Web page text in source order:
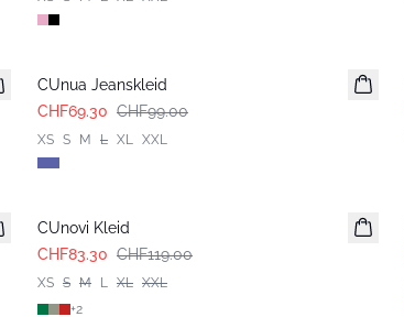
CUnua Jeanskleid
CHF69.30 CHF99.00
XS S M L XL XXL
CUnovi Kleid
CHF83.30 CHF119.00
XS S M L XL XXL
+2